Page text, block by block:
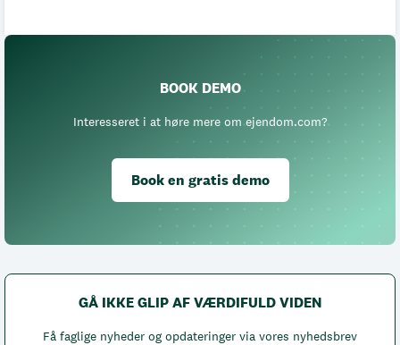
BOOK DEMO
Interesseret i at høre mere om ejendom.com?
Book en gratis demo
GÅ IKKE GLIP AF VÆRDIFULD VIDEN
Få faglige nyheder og opdateringer via vores nyhedsbrev